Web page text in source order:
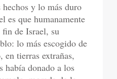
hechos y lo más duro
es que humanamente
de Israel, su
lo más escogido de
tierras extrañas,
había donado a los